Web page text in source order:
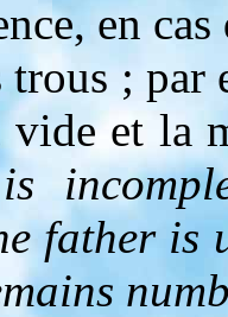
en
trous ; par
vide et la
father is